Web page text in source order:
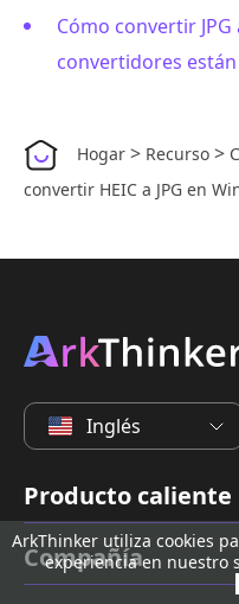
Cómo convertir JPG
convertidores
Hogar > Recurso >
convertir HEIC a JPG en
Inglés
Producto caliente
Compañía
ArkThinker utiliza cookies
experiencia en nuestro